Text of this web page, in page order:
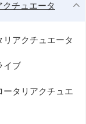
クチュエータ
リアクチュエータ
イブ
ータリアクチュエ